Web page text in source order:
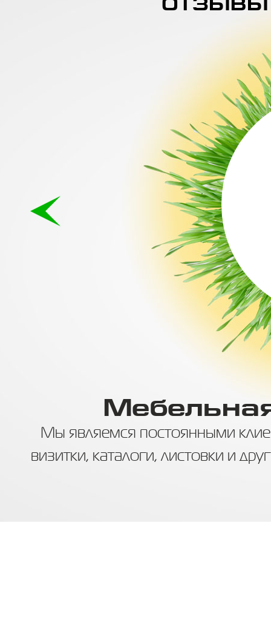
ОТЗЫВЫ
Мы являемся постоянными
визитки, каталоги, листовки и